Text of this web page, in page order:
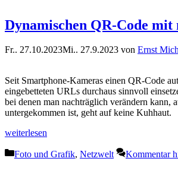
Dynamischen QR-Code
Fr.. 27.10.2023Mi.. 27.9.2023 von Ernst
Seit Smartphone-Kameras einen QR-Code
eingebetteten URLs durchaus sinnvoll
bei denen man nachträglich verändern kann,
untergekommen ist, geht auf keine Kuhhaut.
weiterlesen
Kategorien
Foto und Grafik, Netzwelt Kommentar